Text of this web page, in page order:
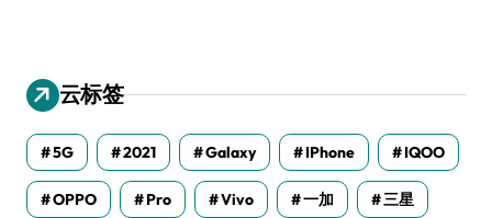
云标签
5G 2021 Galaxy IPhone IQOO
OPPO Pro Vivo 一加 三星